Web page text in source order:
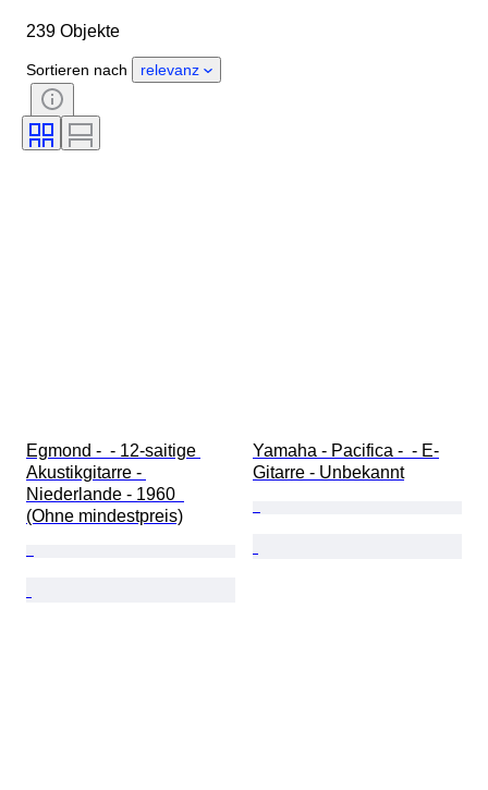
Zustand
Epoche
Getestet und funktionstüchtig
239 Objekte
Sortieren nach relevanz
Egmond -  - 12-saitige
Akustikgitarre -
Niederlande - 1960
(Ohne mindestpreis)
Yamaha - Pacifica -  - E-
Gitarre - Unbekannt